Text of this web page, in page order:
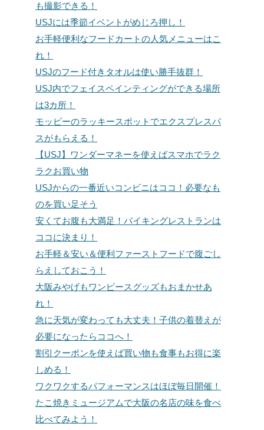
も撮影できる！
USJには季節イベントがめじろ押し！
お手軽便利なフードカートの人気メニューはこ
れ！
USJのフード付きタオルは使い勝手抜群！
USJ内でフェイスペインティングができる場所
は3カ所！
モッピーのラッキースポットでエクスプレスパ
スがもらえる！
【USJ】ワンダーマネーを使えばスマホでラク
ラクお買い物
USJからの一番近いコンビニはココ！必要なも
のを買い足そう
安くてお腹も大満足！バイキングレストランは
ココに決まり！
お手軽＆安い＆便利ファーストフードで腹ごし
らえしておこう！
大阪みやげもワンピースグッズもおまかせあ
れ！
急に天気が変わっても大丈夫！子供の着替えが
必要になったらココへ！
割引クーポンを使えば買い物も食事もお得に楽
しめる！
ワクワクするパフォーマンスはほぼ毎日開催！
たこ焼きミュージアムで大阪の名店の味を食べ
比べてみよう！